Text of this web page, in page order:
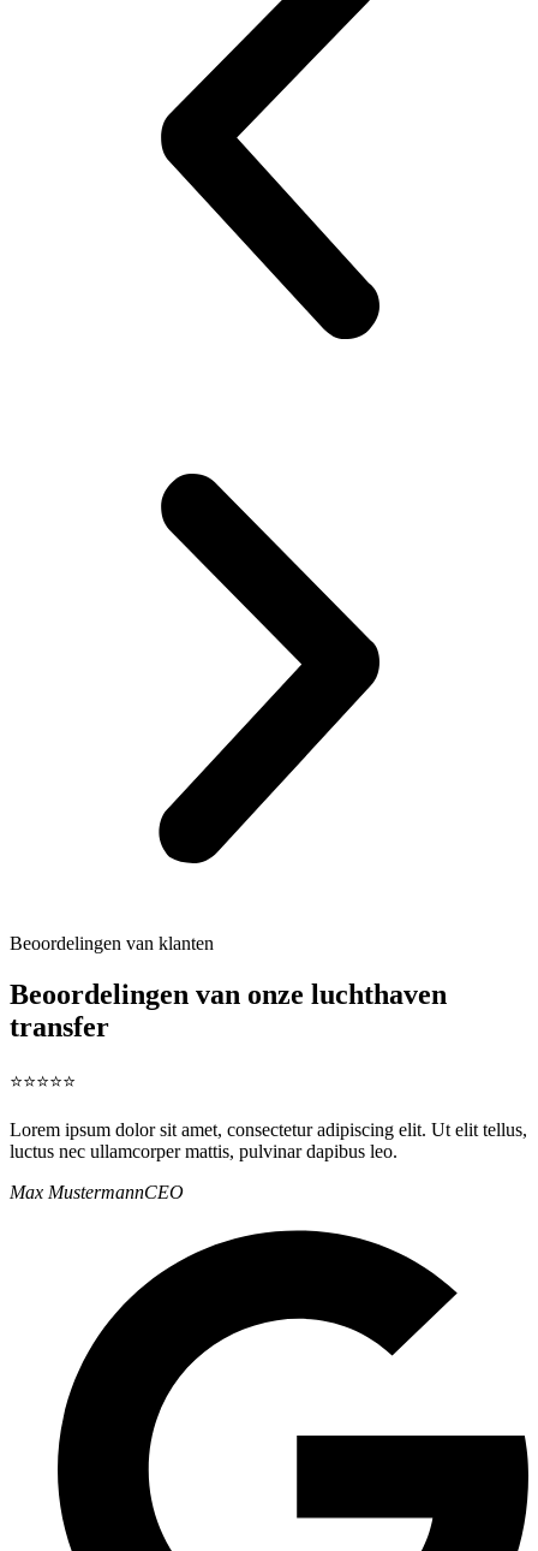
Beoordelingen van klanten
Beoordelingen van onze luchthaven
transfer
⭐⭐⭐⭐⭐
Lorem ipsum dolor sit amet, consectetur adipiscing elit. Ut elit tellus,
luctus nec ullamcorper mattis, pulvinar dapibus leo.
Max MustermannCEO